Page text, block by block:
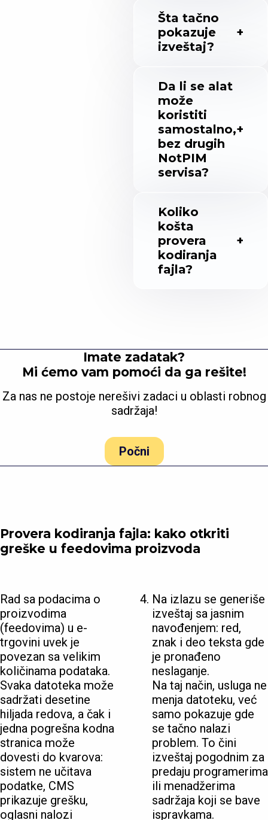
Šta tačno
pokazuje
izveštaj?
Da li se alat
može
koristiti
samostalno,
bez drugih
NotPIM
servisa?
Koliko
košta
provera
kodiranja
fajla?
Imate zadatak?
Mi ćemo vam pomoći da ga rešite!
Za nas ne postoje nerešivi zadaci u oblasti robnog
sadržaja!
Počni
Provera kodiranja fajla: kako otkriti
greške u feedovima proizvoda
Rad sa podacima o
proizvodima
(feedovima) u e-
trgovini uvek je
povezan sa velikim
količinama podataka.
Svaka datoteka može
sadržati desetine
hiljada redova, a čak i
jedna pogrešna kodna
stranica može
dovesti do kvarova:
sistem ne učitava
podatke, CMS
prikazuje grešku,
oglasni nalozi
Na izlazu se generiše
izveštaj sa jasnim
navođenjem: red,
znak i deo teksta gde
je pronađeno
neslaganje.
Na taj način, usluga ne
menja datoteku, već
samo pokazuje gde
se tačno nalazi
problem. To čini
izveštaj pogodnim za
predaju programerima
ili menadžerima
sadržaja koji se bave
ispravkama.